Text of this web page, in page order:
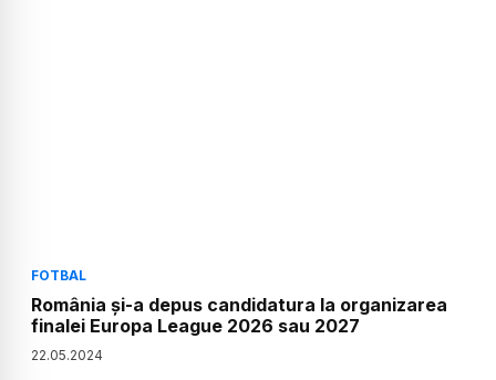
FOTBAL
România și-a depus candidatura la organizarea
finalei Europa League 2026 sau 2027
22.05.2024